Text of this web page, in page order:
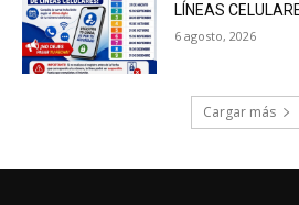
LÍNEAS
6 agosto, 2026
Cargar más